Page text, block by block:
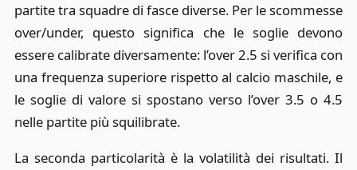
partite tra squadre di fasce diverse. Per le scommesse
over/under, questo significa che le soglie devono
essere calibrate diversamente: l’over 2.5 si verifica con
una frequenza superiore rispetto al calcio maschile, e
le soglie di valore si spostano verso l’over 3.5 o 4.5
nelle partite più squilibrate.
La seconda particolarità è la volatilità dei risultati. Il